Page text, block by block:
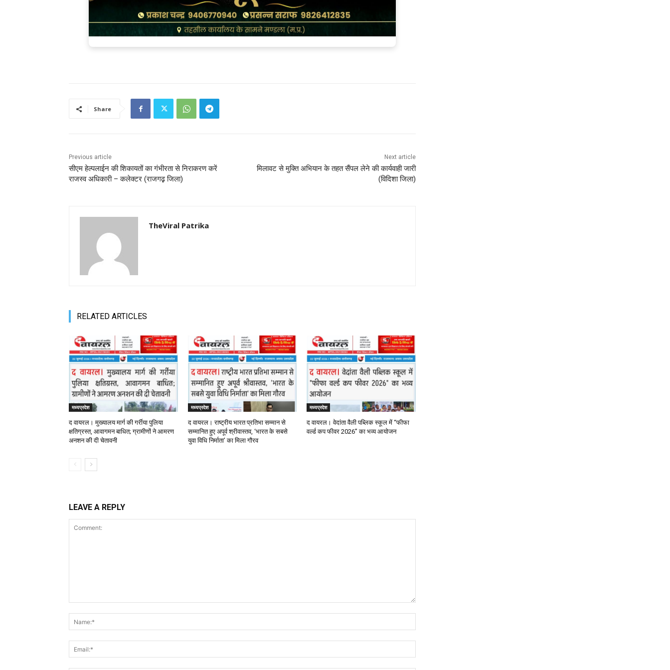
Share
Previous article
सीएम हेल्‍पलाईन की शिकायतों का गंभीरता से निराकरण करें
राजस्‍व अधिकारी – कलेक्‍टर (राजगढ़़ जिला)
Next article
मिलावट से मुक्ति अभियान के तहत सैंपल लेने की कार्यवाही जारी
(विदिशा जिला)
TheViral Patrika
RELATED ARTICLES
मध्यप्रदेश
द वायरल। मुख्यालय मार्ग की गर्रीया पुलिया
क्षतिग्रस्त, आवागमन बाधित; ग्रामीणों ने आमरण
अनशन की दी चेतावनी
मध्यप्रदेश
द वायरल। राष्ट्रीय भारत प्रतिभा सम्मान से
सम्मानित हुए अपूर्व श्रीवास्तव, ‘भारत के सबसे
युवा विधि निर्माता’ का मिला गौरव
मध्यप्रदेश
द वायरल। वेदांता वैली पब्लिक स्कूल में “फीफा
वर्ल्ड कप फीवर 2026” का भव्य आयोजन
LEAVE A REPLY